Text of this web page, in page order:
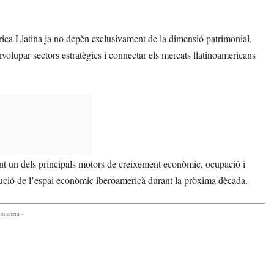
Llatina ja no depèn exclusivament de la dimensió patrimonial,
sectors estratègics i connectar els mercats llatinoamericans
un dels principals motors de creixement econòmic, ocupació i
de l’espai econòmic iberoamericà durant la pròxima dècada.
-